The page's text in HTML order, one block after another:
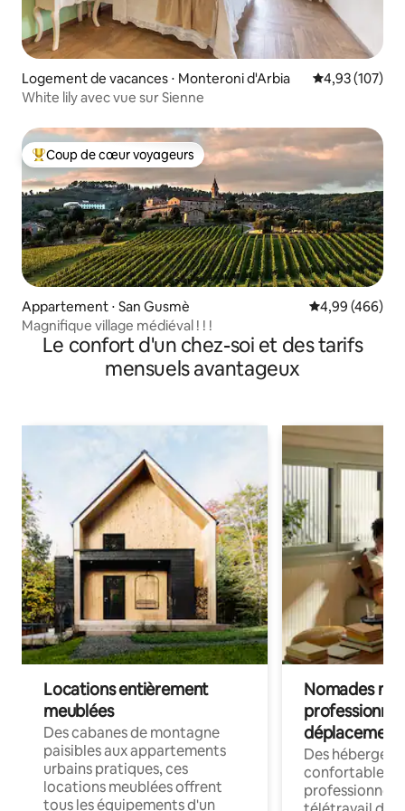
Logement de vacances ⋅ Monteroni d'Arbia Évaluation
4,93 (107)
White lily avec vue sur Sienne
Coups de cœur voyageurs les plus appréciés
Coup de cœur voyageurs
Appartement ⋅ San Gusmè Évaluation
4,99 (466)
Magnifique village médiéval ! ! !
Le confort d'un chez-soi et des tarifs
mensuels avantageux
Locations entièrement
meublées
Des cabanes de montagne
paisibles aux appartements
urbains pratiques, ces
locations meublées offrent
tous les équipements d'un
Nomades
déplacement
Des
confortables
professionnels